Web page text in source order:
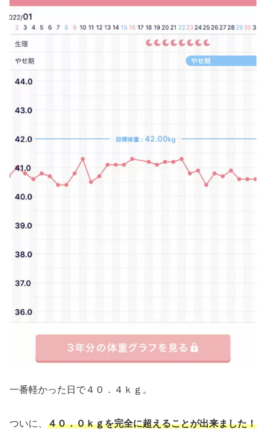
一番軽かった日で４０．４ｋｇ。
ついに、 ４０．０ｋｇを完全に超えることが出来ました！